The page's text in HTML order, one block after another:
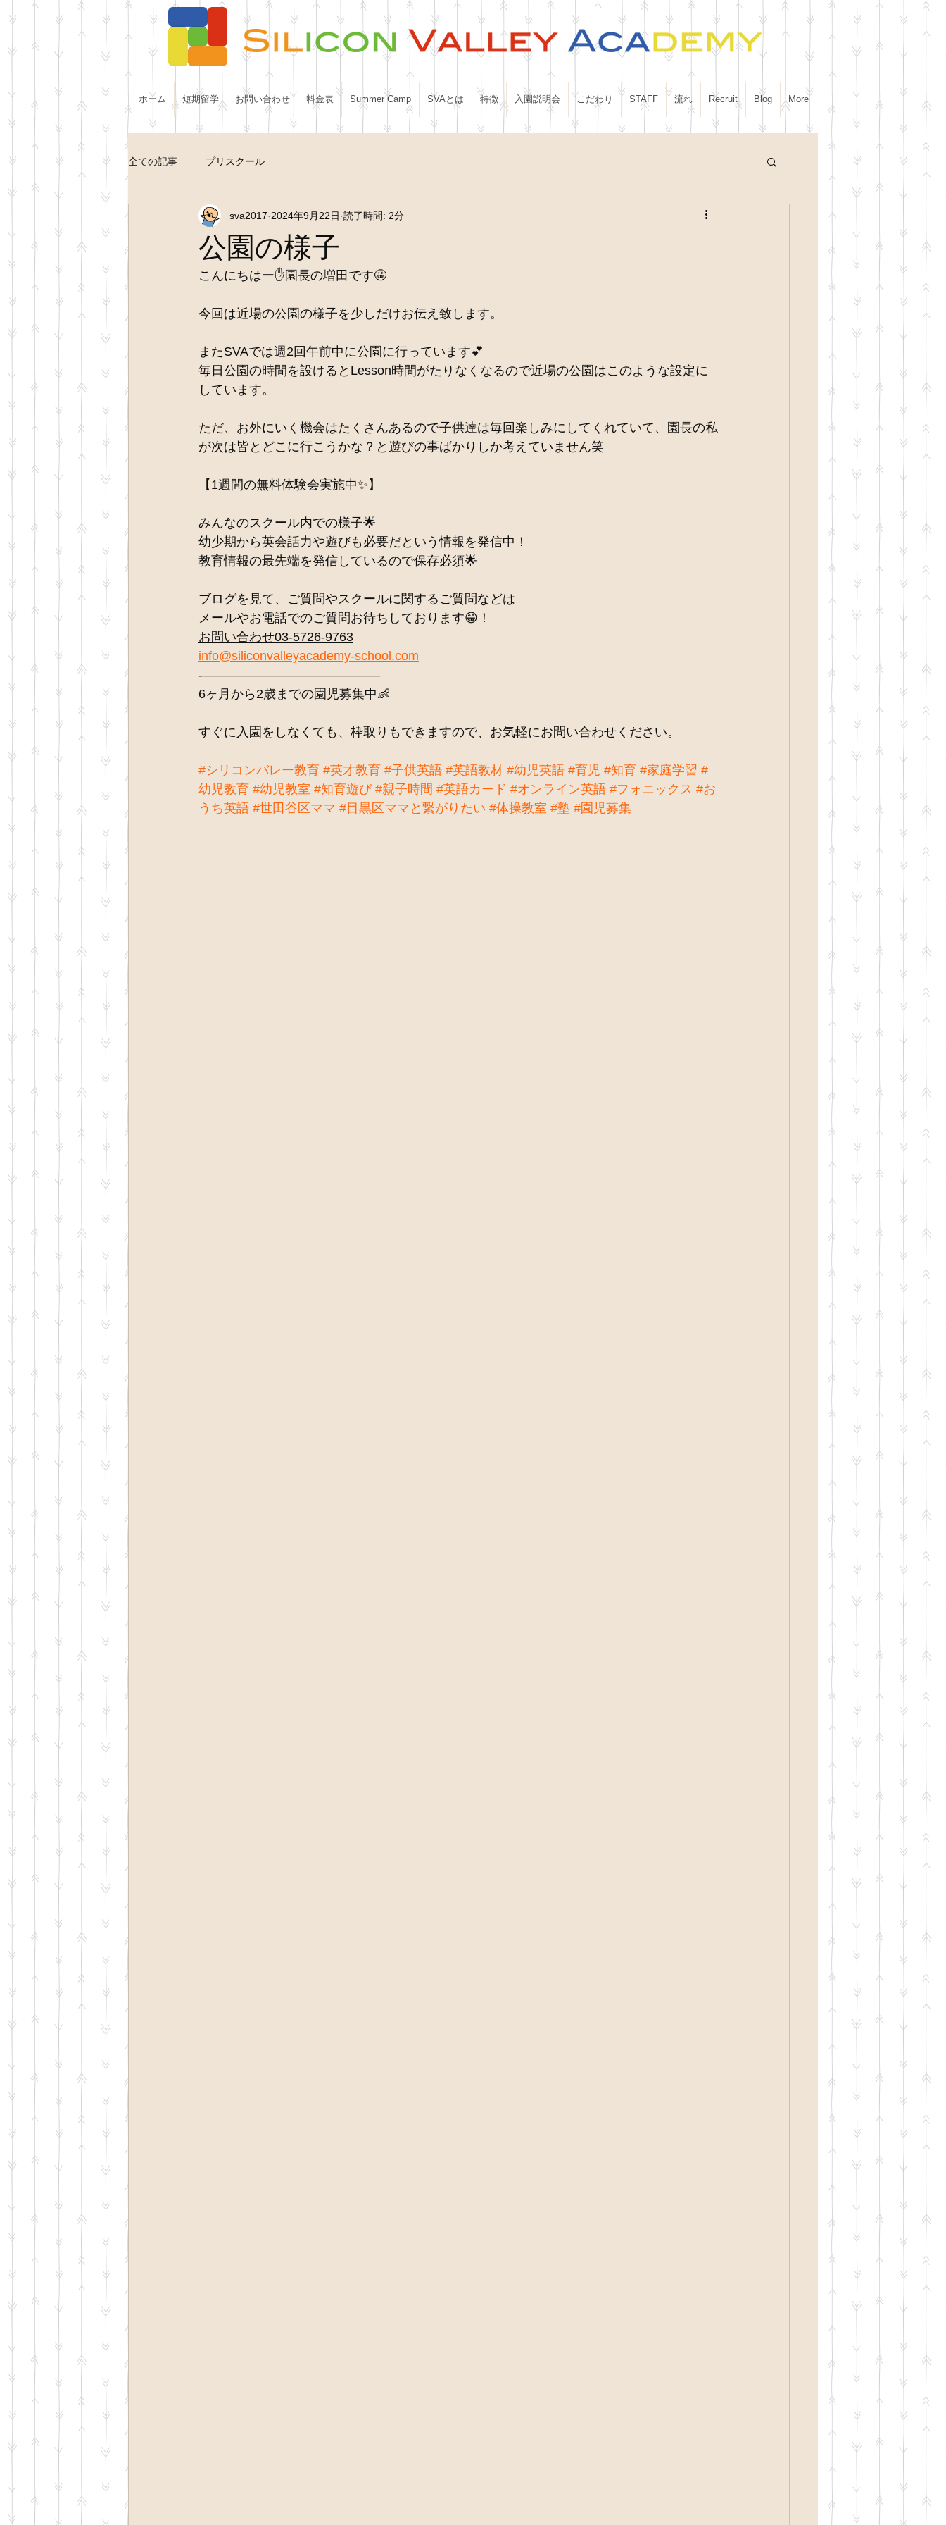
ホーム 短期留学 お問い合わせ 料金表 Summer Camp SVAとは 特徴 入園説明会 こだわり STAFF 流れ Recruit Blog More
全ての記事 プリスクール
公園の様子
sva2017 2024年9月22日 読了時間: 2分
こんにちはー✋園長の増田です🤩
今回は近場の公園の様子を少しだけお伝え致します。
またSVAでは週2回午前中に公園に行っています💕
毎日公園の時間を設けるとLesson時間がたりなくなるので近場の公園はこのような設定に
しています。
ただ、お外にいく機会はたくさんあるので子供達は毎回楽しみにしてくれていて、園長の私
が次は皆とどこに行こうかな？と遊びの事ばかりしか考えていません笑
【1週間の無料体験会実施中✨】
みんなのスクール内での様子🌟
幼少期から英会話力や遊びも必要だという情報を発信中！
教育情報の最先端を発信しているので保存必須🌟
ブログを見て、ご質問やスクールに関するご質問などは
メールやお電話でのご質問お待ちしております😁！
お問い合わせ03-5726-9763
info@siliconvalleyacademy-school.com
-——————————————
6ヶ月から2歳までの園児募集中👶
すぐに入園をしなくても、枠取りもできますので、お気軽にお問い合わせください。
#シリコンバレー教育 #英才教育 #子供英語 #英語教材 #幼児英語 #育児 #知育 #家庭学習 #
幼児教育 #幼児教室 #知育遊び #親子時間 #英語カード #オンライン英語 #フォニックス #お
うち英語 #世田谷区ママ #目黒区ママと繋がりたい #体操教室 #塾 #園児募集